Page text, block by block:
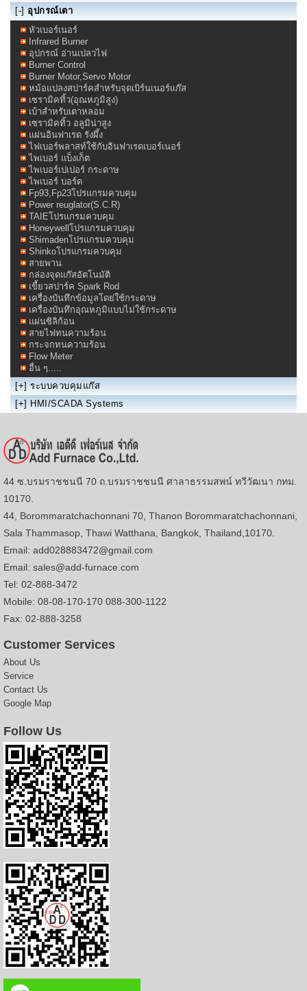
[-] อุปกรณ์เตา
หัวเบอร์เนอร์
Infrared Burner
อุปกรณ์ อ่านเปลวไฟ
Burner Control
Burner Motor,Servo Motor
หม้อแปลงสปาร์คสำหรับจุดเบิร์นเนอร์แก๊ส
เซรามิคทิ้ว(อุณหภูมิสูง)
เบ้าสำหรับเตาหลอม
เซรามิคทิ้ว อลูมิน่าสูง
แผ่นอินฟาเรด รังผึ้ง
ไฟเบอร์พลาสท์ใช้กับอินฟาเรดเบอร์เนอร์
ไพเบอร์ แบ็งเก็ต
ไพเบอร์เปเปอร์ กระดาษ
ไพเบอร์ บอร์ด
Fp93,Fp23โปรแกรมควบคุม
Power reuglator(S.C.R)
TAIEโปรแกรมควบคุม
Honeywellโปรแกรมควบคุม
Shimadenโปรแกรมควบคุม
Shinkoโปรแกรมควบคุม
สายพาน
กล่องจุดแก๊สอัตโนมัติ
เขี้ยวสปาร์ค Spark Rod
เครื่องบันทึกข้อมูลโดย่ใช้กระดาษ
เครื่องบันทึกอุณหภูมิแบบไม่ใช้กระดาษ
แผ่นซิลิก้อน
สายไฟทนความร้อน
กระจกทนความร้อน
Flow Meter
อื่น ๆ.....
[+] ระบบควบคุมแก๊ส
[+] HMI/SCADA Systems
44 ซ.บรมราชชนนี 70 ถ.บรมราชชนนี ศาลาธรรมสพน์ ทวีวัฒนา กทม.
10170.
44, Borommaratchachonnani 70, Thanon Borommaratchachonnani,
Sala Thammasop, Thawi Watthana, Bangkok, Thailand,10170.
Email: add028883472@gmail.com
Email: sales@add-furnace.com
Tel: 02-888-3472
Mobile: 08-08-170-170 088-300-1122
Fax: 02-888-3258
Customer Services
About Us
Service
Contact Us
Google Map
Follow Us